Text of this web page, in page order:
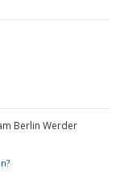
Berlin Werder